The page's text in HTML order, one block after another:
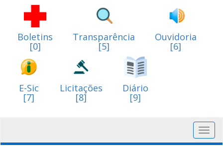
Boletins
[0]
Transparência
[5]
Ouvidoria
[6]
E-Sic
[7]
Licitações
[8]
Diário
[9]